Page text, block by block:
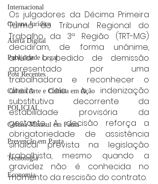
Internacional
Coluna Jurídica
Alerta Digital
Publicidade Legal
Post Recentes
Coluna Arte e Cultura em Ação
POLICIAL
Coluna Minasul em Pauta
Prevenção em Pauta
Tecnologia
Economia
Os julgadores da Décima Primeira
Turma do Tribunal Regional do
Trabalho da 3ª Região (TRT-MG)
decidiram, de forma unânime,
anular o pedido de demissão
apresentado por uma
trabalhadora e reconhecer o
direito dela à indenização
substitutiva decorrente da
estabilidade provisória da
gestante. A decisão reforça a
obrigatoriedade de assistência
sindical prevista na legislação
trabalhista, mesmo quando a
gravidez não é conhecida no
momento da rescisão do contrato.